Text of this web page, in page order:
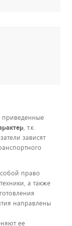
приведенные
, т.к.
зависят
собой право
а также
направлены
ее